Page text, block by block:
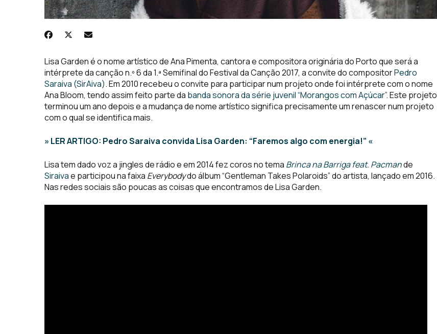
Lisa Garden é o nome artístico de Ana Pimenta, cantora e compositora originária do Porto que será a
intérprete da canção n.º 6 da 1.ª Semifinal do Festival da Canção 2017, a convite do compositorPedro
Saraiva (SirAiva). Em 2010 recebeu o convite para participar num projeto onde foi intérprete com o nome
Ana Bloom, tendo assim feito parte da banda sonora da série juvenil “Morangos com Açúcar”. Este projeto
terminou um ano depois e a mudança de nome artístico significa precisamente um renascer num projeto
com o qual se identifica mais.
» LER ARTIGO: Pedro Saraiva convida Lisa Garden: “Faremos algo com energia!” «
Lisa tem dado voz a jingles de rádio e em 2014 fez coros no tema Brinca na Barriga feat. Pacmande
Siraivae participou na faixa Everybodydo álbum “Gentleman Takes Polaroids” do artista, lançado em 2016.
Nas redes sociais são poucas as coisas que encontramos de Lisa Garden.